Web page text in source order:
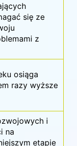
się ze
z
osiąga
razy wyższe
i
na
etapie